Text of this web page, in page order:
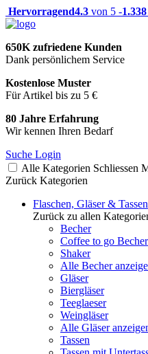
Hervorragend4.3 von 5 -1.338
650K zufriedene Kunden
Dank persönlichem Service
Kostenlose Muster
Für Artikel bis zu 5 €
80 Jahre Erfahrung
Wir kennen Ihren Bedarf
Suche Login
Alle Kategorien Schliessen
Zurück Kategorien
Flaschen, Gläser & Tassen
Zurück zu allen
Becher
Coffee to go Becher
Shaker
Alle Becher
Gläser
Biergläser
Teeglaeser
Weingläser
Alle Gläser
Tassen